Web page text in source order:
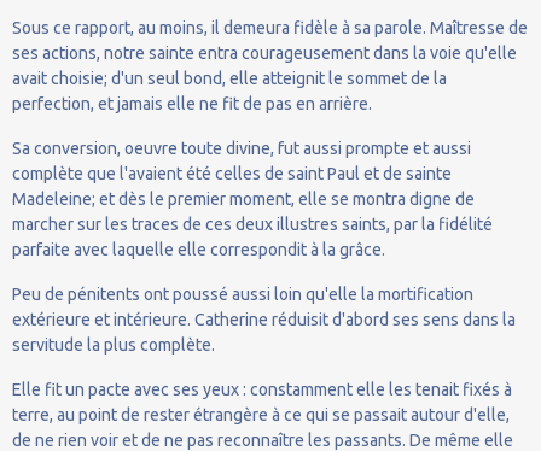
Sous ce rapport, au moins, il demeura fidèle à sa parole. Maîtresse de
ses actions, notre sainte entra courageusement dans la voie qu'elle
avait choisie; d'un seul bond, elle atteignit le sommet de la
perfection, et jamais elle ne fit de pas en arrière.
Sa conversion, oeuvre toute divine, fut aussi prompte et aussi
complète que l'avaient été celles de saint Paul et de sainte
Madeleine; et dès le premier moment, elle se montra digne de
marcher sur les traces de ces deux illustres saints, par la fidélité
parfaite avec laquelle elle correspondit à la grâce.
Peu de pénitents ont poussé aussi loin qu'elle la mortification
extérieure et intérieure. Catherine réduisit d'abord ses sens dans la
servitude la plus complète.
Elle fit un pacte avec ses yeux : constamment elle les tenait fixés à
terre, au point de rester étrangère à ce qui se passait autour d'elle,
de ne rien voir et de ne pas reconnaître les passants. De même elle